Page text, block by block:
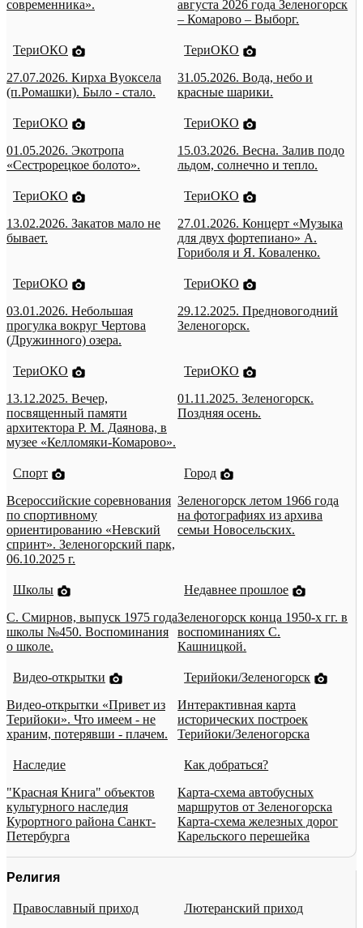
современника».
августа 2026 года Зеленогорск
– Комарово – Выборг.
ТериОКО
27.07.2026. Кирха Вуоксела
(п.Ромашки). Было - стало.
ТериОКО
31.05.2026. Вода, небо и
красные шарики.
ТериОКО
01.05.2026. Экотропа
«Сестрорецкое болото».
ТериОКО
15.03.2026. Весна. Залив подо
льдом, солнечно и тепло.
ТериОКО
13.02.2026. Закатов мало не
бывает.
ТериОКО
27.01.2026. Концерт «Музыка
для двух фортепиано» А.
Гориболя и Я. Коваленко.
ТериОКО
03.01.2026. Небольшая
прогулка вокруг Чертова
(Дружинного) озера.
ТериОКО
29.12.2025. Предновогодний
Зеленогорск.
ТериОКО
13.12.2025. Вечер,
посвященный памяти
архитектора Р. М. Даянова, в
музее «Келломяки-Комарово».
ТериОКО
01.11.2025. Зеленогорск.
Поздняя осень.
Спорт
Всероссийские соревнования
по спортивному
ориентированию «Невский
спринт». Зеленогорский парк,
06.10.2025 г.
Город
Зеленогорск летом 1966 года
на фотографиях из архива
семьи Новосельских.
Школы
С. Смирнов, выпуск 1975 года
школы №450. Воспоминания
о школе.
Недавнее прошлое
Зеленогорск конца 1950-х гг. в
воспоминаниях С.
Кашницкой.
Видео-открытки
Видео-открытки «Привет из
Терийоки». Что имеем - не
храним, потерявши - плачем.
Терийоки/Зеленогорск
Интерактивная карта
исторических построек
Терийоки/Зеленогорска
Наследие
"Красная Книга" объектов
культурного наследия
Курортного района Санкт-
Петербурга
Как добраться?
Карта-схема автобусных
маршрутов от Зеленогорска
Карта-схема железных дорог
Карельского перешейка
Религия
Православный приход
Лютеранский приход